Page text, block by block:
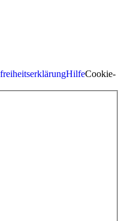
HilfeCookie-